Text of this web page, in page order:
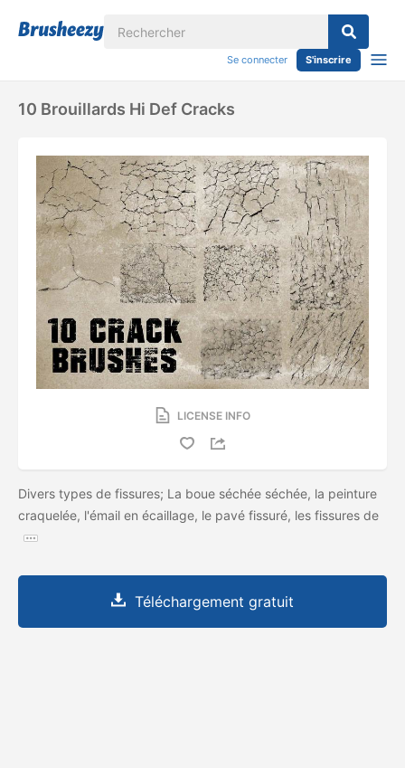
Se connecter S'inscrire
10 Brouillards Hi Def Cracks
LICENSE INFO
Divers types de fissures; La boue séchée séchée, la peinture
craquelée, l'émail en écaillage, le pavé fissuré, les fissures de
Téléchargement gratuit